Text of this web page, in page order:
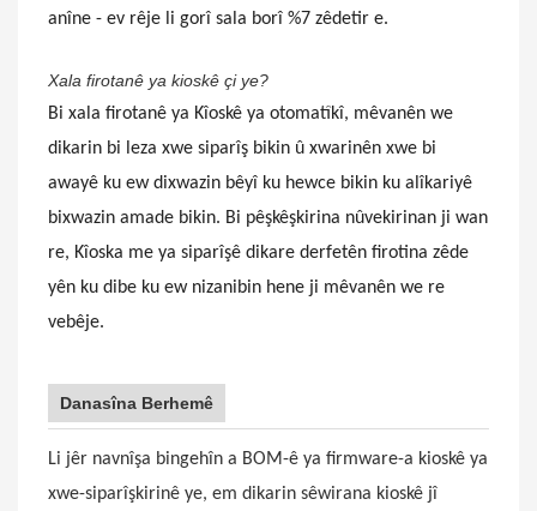
anîne - ev rêje li gorî sala borî %7 zêdetir e.
Xala firotanê ya kioskê çi ye?
Bi xala firotanê ya Kîoskê ya otomatîkî, mêvanên we
dikarin bi leza xwe siparîş bikin û xwarinên xwe bi
awayê ku ew dixwazin bêyî ku hewce bikin ku alîkariyê
bixwazin amade bikin. Bi pêşkêşkirina nûvekirinan ji wan
re, Kîoska me ya siparîşê dikare derfetên firotina zêde
yên ku dibe ku ew nizanibin hene ji mêvanên we re
vebêje.
Danasîna Berhemê
Li jêr navnîşa bingehîn a BOM-ê ya firmware-a kioskê ya
xwe-siparîşkirinê ye, em dikarin sêwirana kioskê jî